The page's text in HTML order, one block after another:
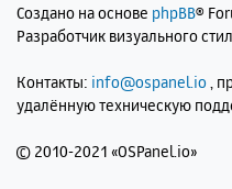
Создано на основе phpBB®
Разработчик визуального
Контакты: info@ospanel.io ,
удалённую техническую
© 2010-2021 «OSPanel.io»